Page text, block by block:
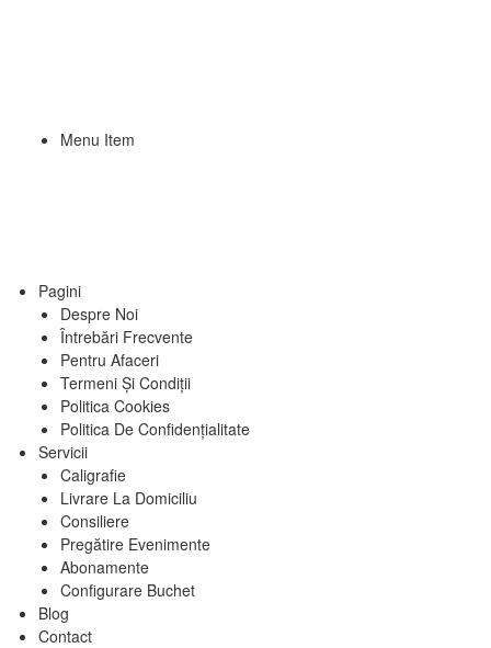
Menu Item
Pagini
Despre Noi
Întrebări Frecvente
Pentru Afaceri
Termeni Și Condiții
Politica Cookies
Politica De Confidențialitate
Servicii
Caligrafie
Livrare La Domiciliu
Consiliere
Pregătire Evenimente
Abonamente
Configurare Buchet
Blog
Contact